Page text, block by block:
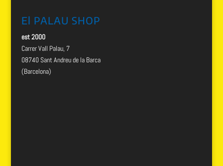
El PALAU SHOP
est 2000
Carrer Vall Palau, 7
08740 Sant Andreu de la Barca
(Barcelona)